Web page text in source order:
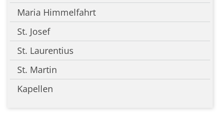
Maria Himmelfahrt
St. Josef
St. Laurentius
St. Martin
Kapellen